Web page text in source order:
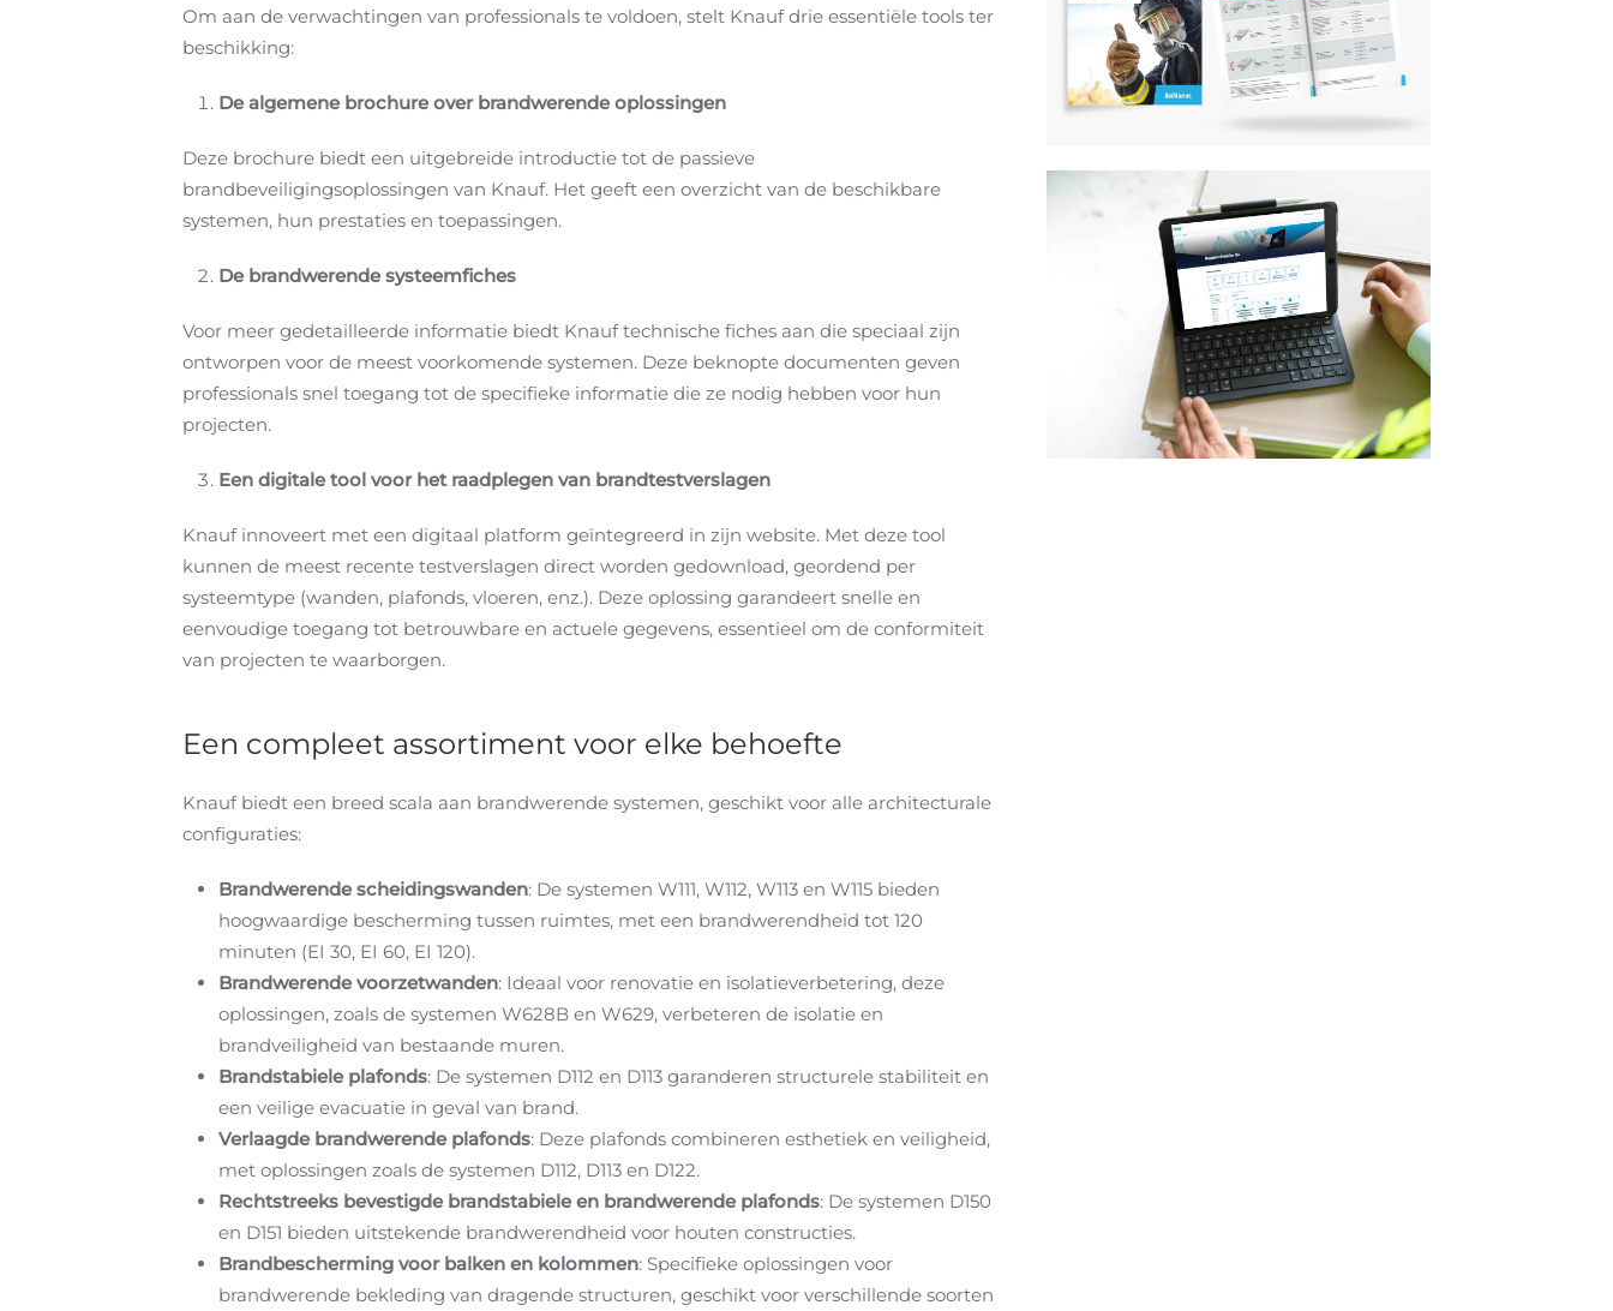
Om aan de verwachtingen van professionals te voldoen, stelt Knauf drie essentiële tools ter
beschikking:
De algemene brochure over brandwerende oplossingen
Deze brochure biedt een uitgebreide introductie tot de passieve
brandbeveiligingsoplossingen van Knauf. Het geeft een overzicht van de beschikbare
systemen, hun prestaties en toepassingen.
De brandwerende systeemfiches
Voor meer gedetailleerde informatie biedt Knauf technische fiches aan die speciaal zijn
ontworpen voor de meest voorkomende systemen. Deze beknopte documenten geven
professionals snel toegang tot de specifieke informatie die ze nodig hebben voor hun
projecten.
Een digitale tool voor het raadplegen van brandtestverslagen
Knauf innoveert met een digitaal platform geïntegreerd in zijn website. Met deze tool
kunnen de meest recente testverslagen direct worden gedownload, geordend per
systeemtype (wanden, plafonds, vloeren, enz.). Deze oplossing garandeert snelle en
eenvoudige toegang tot betrouwbare en actuele gegevens, essentieel om de conformiteit
van projecten te waarborgen.
Een compleet assortiment voor elke behoefte
Knauf biedt een breed scala aan brandwerende systemen, geschikt voor alle architecturale
configuraties:
Brandwerende scheidingswanden: De systemen W111, W112, W113 en W115 bieden
hoogwaardige bescherming tussen ruimtes, met een brandwerendheid tot 120
minuten (EI 30, EI 60, EI 120).
Brandwerende voorzetwanden: Ideaal voor renovatie en isolatieverbetering, deze
oplossingen, zoals de systemen W628B en W629, verbeteren de isolatie en
brandveiligheid van bestaande muren.
Brandstabiele plafonds: De systemen D112 en D113 garanderen structurele stabiliteit en
een veilige evacuatie in geval van brand.
Verlaagde brandwerende plafonds: Deze plafonds combineren esthetiek en veiligheid,
met oplossingen zoals de systemen D112, D113 en D122.
Rechtstreeks bevestigde brandstabiele en brandwerende plafonds: De systemen D150
en D151 bieden uitstekende brandwerendheid voor houten constructies.
Brandbescherming voor balken en kolommen: Specifieke oplossingen voor
brandwerende bekleding van dragende structuren, geschikt voor verschillende soorten